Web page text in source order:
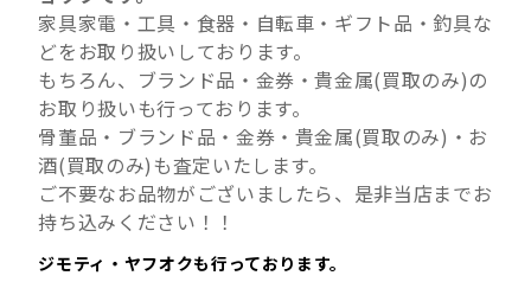
家具家電・工具・食器・自転車・ギフト品・釣具な
どをお取り扱いしております。
もちろん、ブランド品・金券・貴金属(買取のみ)の
お取り扱いも行っております。
骨董品・ブランド品・金券・貴金属(買取のみ)・お
酒(買取のみ)も査定いたします。
ご不要なお品物がございましたら、是非当店までお
持ち込みください！！
ジモティ・ヤフオクも行っております。